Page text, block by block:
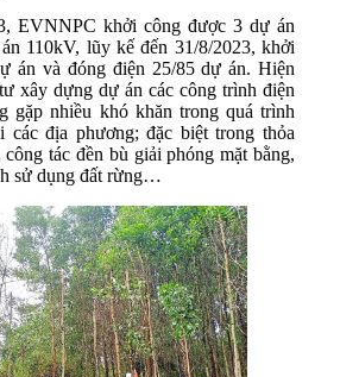
EVNNPC khởi công được 3 dự án
110kV, lũy kế đến 31/8/2023, khởi
án và đóng điện 25/85 dự án. Hiện
xây dựng dự án các công trình điện
gặp nhiều khó khăn trong quá trình
các địa phương; đặc biệt trong thỏa
tác đền bù giải phóng mặt bằng,
sử dụng đất rừng…